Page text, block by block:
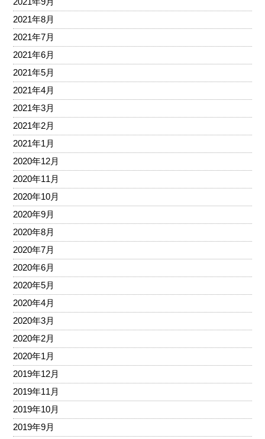
2021年8月
2021年7月
2021年6月
2021年5月
2021年4月
2021年3月
2021年2月
2021年1月
2020年12月
2020年11月
2020年10月
2020年9月
2020年8月
2020年7月
2020年6月
2020年5月
2020年4月
2020年3月
2020年2月
2020年1月
2019年12月
2019年11月
2019年10月
2019年9月